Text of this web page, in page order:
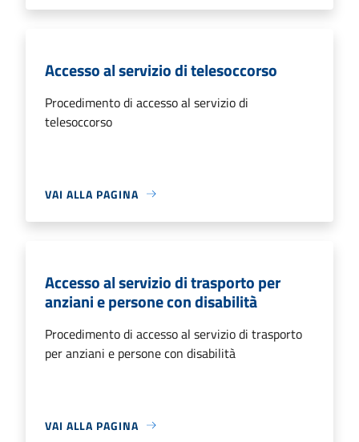
Accesso al servizio di telesoccorso
Procedimento di accesso al servizio di
telesoccorso
VAI ALLA PAGINA
Accesso al servizio di trasporto per
anziani e persone con disabilità
Procedimento di accesso al servizio di trasporto
per anziani e persone con disabilità
VAI ALLA PAGINA